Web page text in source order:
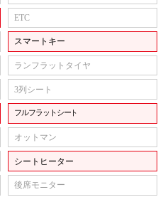
ETC
スマートキー
ランフラットタイヤ
3列シート
フルフラットシート
オットマン
シートヒーター
後席モニター